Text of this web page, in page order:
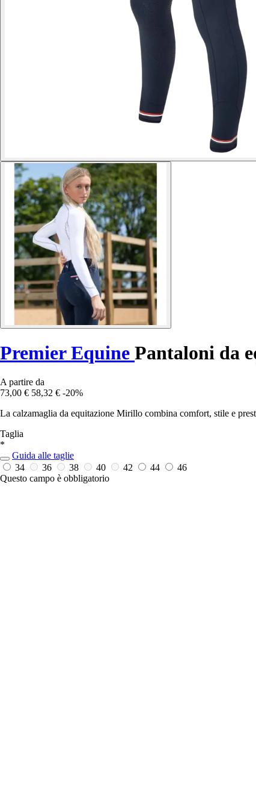
Premier Equine Pantaloni da
A partire da
73,00 € 58,32 € -20%
La calzamaglia da equitazione Mirillo combina comfort, stile e
Taglia
*
Guida alle taglie
34
36 38 40 42 44
46
Questo campo è obbligatorio